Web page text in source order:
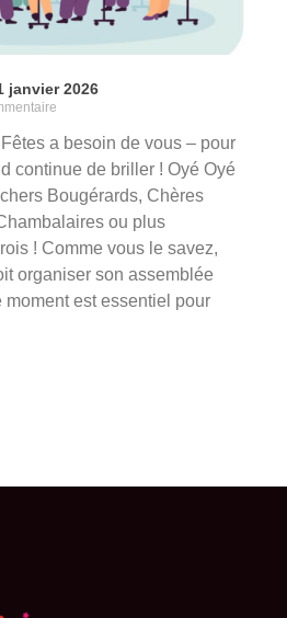
janvier 2026
a besoin de vous – pour
continue de briller ! Oyé Oyé
Bougérards, Chères
ou plus
! Comme vous le savez,
organiser son assemblée
est essentiel pour